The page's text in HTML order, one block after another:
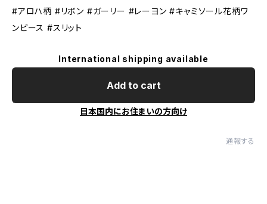
#アロハ柄 #リボン #ガーリー #レーヨン #キャミソール花柄ワ
ンピース #スリット
International shipping available
Add to cart
日本国内にお住まいの方向け
通報する